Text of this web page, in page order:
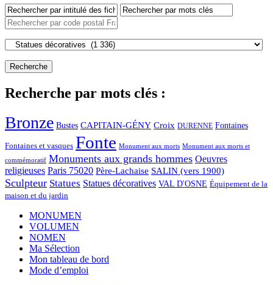
Recherche par mots clés :
Bronze Bustes CAPITAIN-GÉNY Croix DURENNE Fontaines
Fontaines et vasques Fonte Monument aux morts Monument aux morts et
commémoratif Monuments aux grands hommes Oeuvres
religieuses Paris 75020 Père-Lachaise SALIN (vers 1900)
Sculpteur Statues Statues décoratives VAL D'OSNE Équipement de la
maison et du jardin
MONUMEN
VOLUMEN
NOMEN
Ma Sélection
Mon tableau de bord
Mode d’emploi